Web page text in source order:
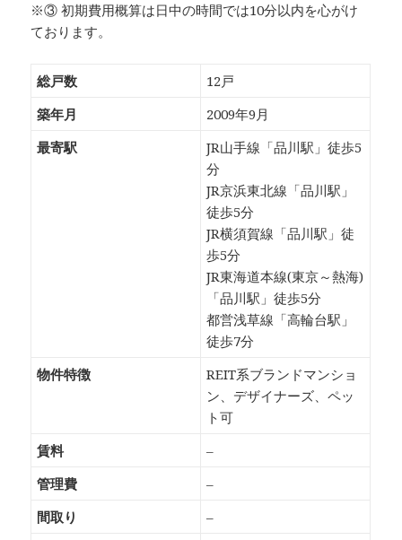
※③ 初期費用概算は日中の時間では10分以内を心がけ
ております。
総戸数
12戸
築年月
2009年9月
最寄駅
JR山手線「品川駅」徒歩5
分
JR京浜東北線「品川駅」
徒歩5分
JR横須賀線「品川駅」徒
歩5分
JR東海道本線(東京～熱海)
「品川駅」徒歩5分
都営浅草線「高輪台駅」
徒歩7分
物件特徴
REIT系ブランドマンショ
ン、デザイナーズ、ペッ
ト可
賃料
–
管理費
–
間取り
–